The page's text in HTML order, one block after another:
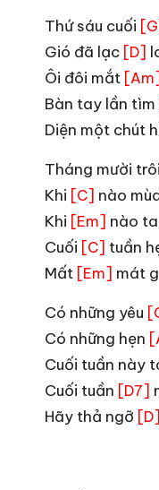
Thứ sáu cuối
Gió đã lạc [D]
Ôi đôi mắt [Am]
Bàn tay lần tìm
Diện một chút
Tháng mười
Khi [C] nào
Khi [Em] nào
Cuối [C] tuần
Mất [Em] mát
Có những yêu
Có những hẹn
Cuối tuần này
Cuối tuần [D7]
Hãy thả ngỡ [D]